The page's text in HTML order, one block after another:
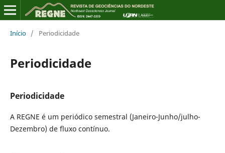
Início / Periodicidade
Periodicidade
Periodicidade
A REGNE é um periódico semestral (Janeiro-Junho/julho-
Dezembro) de fluxo contínuo.